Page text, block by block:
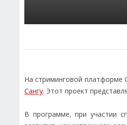
На стриминговой платформе
Сангу. Этот проект
В программе, при участии